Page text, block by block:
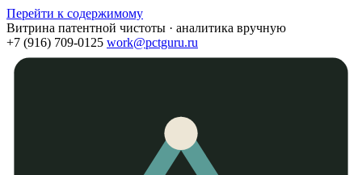
Перейти к содержимому
Витрина патентной чистоты · аналитика вручную
+7 (916) 709-0125 work@pctguru.ru